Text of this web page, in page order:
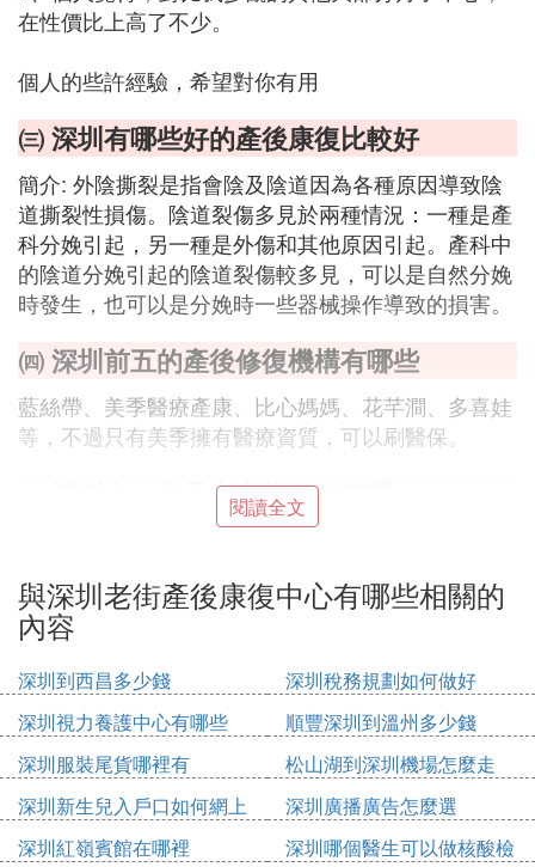
在性價比上高了不少。
個人的些許經驗，希望對你有用
㈢ 深圳有哪些好的產後康復比較好
簡介: 外陰撕裂是指會陰及陰道因為各種原因導致陰
道撕裂性損傷。陰道裂傷多見於兩種情況：一種是產
科分娩引起，另一種是外傷和其他原因引起。產科中
的陰道分娩引起的陰道裂傷較多見，可以是自然分娩
時發生，也可以是分娩時一些器械操作導致的損害。
㈣ 深圳前五的產後修復機構有哪些
藍絲帶、美季醫療產康、比心媽媽、花芊澗、多喜娃
等，不過只有美季擁有醫療資質，可以刷醫保。
㈤ 深圳十大月子中心排名的有嗎
去年在南山那的寶生月子中心坐的月子，一個月的起
子中心都看了一番了，對比過後才定的。
各區域也都開到有，就我個人來說，會放心不少。
2、性價比上對比了下參觀的這些月子中心裡，他們
的會高出來不少。
3、費用上比較合理，可以選擇的套餐種類也比較
多，看自己合適的來定。
上面是我選擇月子中心時主要考慮的幾方面因素，你
閱讀全文
與深圳老街產後康復中心有哪些相關的
內容
深圳到西昌多少錢
深圳稅務規劃如何做好
深圳視力養護中心有哪些
順豐深圳到溫州多少錢
深圳服裝尾貨哪裡有
松山湖到深圳機場怎麼走
深圳新生兒入戶口如何網上
申請
深圳廣播廣告怎麼選
深圳紅嶺賓館在哪裡
深圳哪個醫生可以做核酸檢